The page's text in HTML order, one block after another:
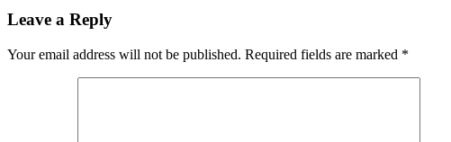
Leave a Reply
Your email address will not be published. Required fields are marked *